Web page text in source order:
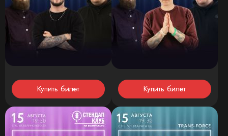
Купить билет Купить билет